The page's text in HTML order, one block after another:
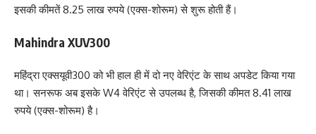
इसकी कीमतें 8.25 लाख रुपये (एक्स-शोरूम) से शुरू होती हैं।
Mahindra XUV300
महिंद्रा एक्सयूवी300 को भी हाल ही में दो नए वेरिएंट के साथ अपडेट किया गया
था। सनरूफ अब इसके W4 वेरिएंट से उपलब्ध है, जिसकी कीमत 8.41 लाख
रुपये (एक्स-शोरूम) है।